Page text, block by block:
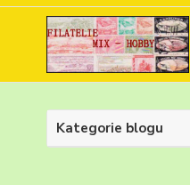
Kategorie blogu